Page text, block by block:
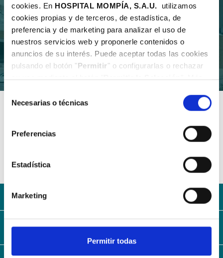
cookies. En HOSPITAL MOMPÍA, S.A.U. utilizamos
cookies propias y de terceros, de estadística, de
preferencia y de marketing para analizar el uso de
nuestros servicios web y proponerle contenidos o
anuncios de su interés. Puede aceptar todas las cookies
pulsando el botón "Permitir" o configurarlas o rechazar
su uso mediante el botón "Permitir la Selección". Más
Selección
Necesarias o técnicas
Preferencias
Estadística
Marketing
Permitir todas
Descripción
Con la solidez del Grupo AXA
MAPA WEB